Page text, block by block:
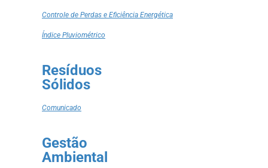
Controle de Perdas e Eficiência Energética
Índice Pluviométrico
Resíduos
Sólidos
Comunicado
Gestão
Ambiental